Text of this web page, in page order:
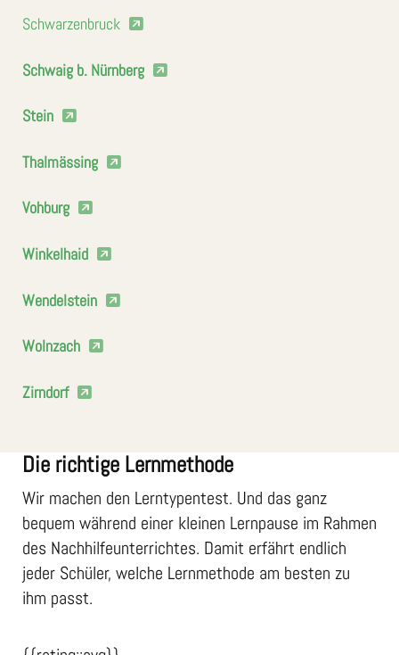
Schwarzenbruck
Schwaig b. Nürnberg
Stein
Thalmässing
Vohburg
Winkelhaid
Wendelstein
Wolnzach
Zirndorf
Die richtige Lernmethode
Wir machen den Lerntypentest. Und das ganz
bequem während einer kleinen Lernpause im Rahmen
des Nachhilfeunterrichtes. Damit erfährt endlich
jeder Schüler, welche Lernmethode am besten zu
ihm passt.